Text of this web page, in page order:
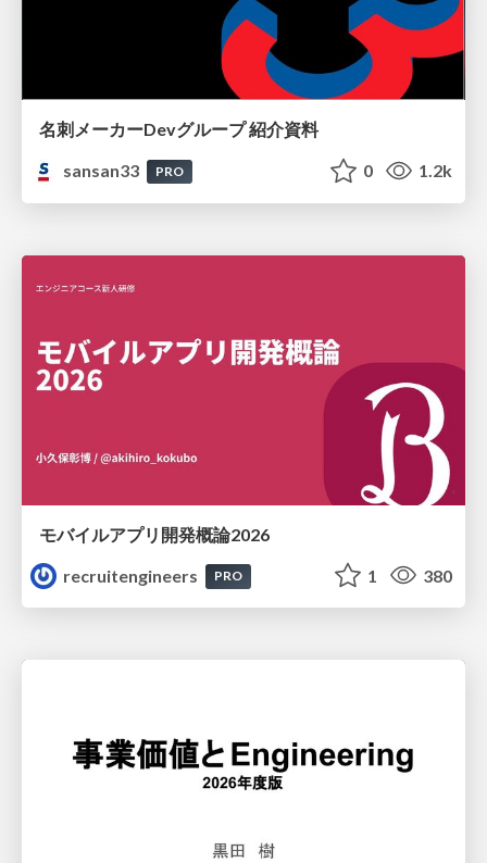
名刺メーカーDevグループ 紹介資料
sansan33
PRO 0 1.2k
モバイルアプリ開発概論2026
recruitengineers
PRO 1 380